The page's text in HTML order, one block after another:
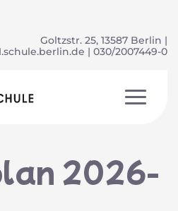
Goltzstr. 25, 13587 Berlin |
| 030/2007449-0
2026-